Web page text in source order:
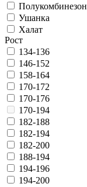
Полукомбинезон
Ушанка
Халат
Рост
134-136
146-152
158-164
170-172
170-176
170-194
182-188
182-194
182-200
188-194
194-196
194-200